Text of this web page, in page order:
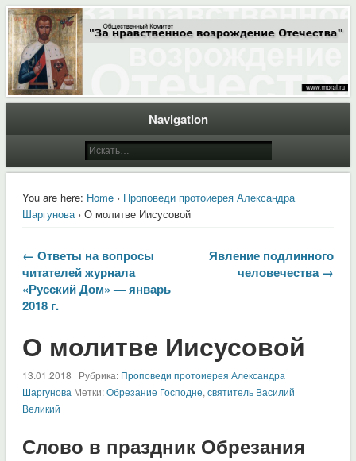
Moral.Ru
Общественный Комитет "За нравственное возрождение Отечества"
Navigation
You are here: Home› Проповеди протоиерея Александра
Шаргунова› О молитве Иисусовой
← Ответы на вопросы
читателей журнала
«Русский Дом» — январь
2018 г.
Явление подлинного
человечества →
О молитве Иисусовой
13.01.2018 | Рубрика: Проповеди протоиерея Александра
Шаргунова Метки:Обрезание Господне, святитель Василий
Великий
Слово в праздник Обрезания